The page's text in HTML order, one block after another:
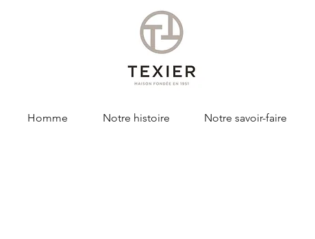
Homme Notre histoire Notre savoir-faire